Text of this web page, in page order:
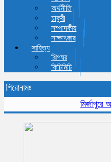
অর্থনীতি
চাকুরী
সম্পাদকীয়
সাক্ষাৎকার
সাহিত্য
শিল্পঘর
কিচিমিচি
শিরোনামঃ
মির্জাপুরে